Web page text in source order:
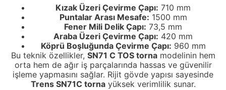
Kızak Üzeri Çevirme Çapı: 710 mm
Puntalar Arası Mesafe: 1500 mm
Fener Mili Delik Çapı: 73,5 mm
Araba Üzeri Çevirme Çapı: 420 mm
Köprü Boşluğunda Çevirme Çapı: 960 mm
Bu teknik özellikler, SN71 C TOS tornamodelinin hem
orta hem de ağır iş parçalarında hassas ve güvenilir
işleme yapmasını sağlar. Rijit gövde yapısı sayesinde
Trens SN71C tornayüksek verimlilik sunar.